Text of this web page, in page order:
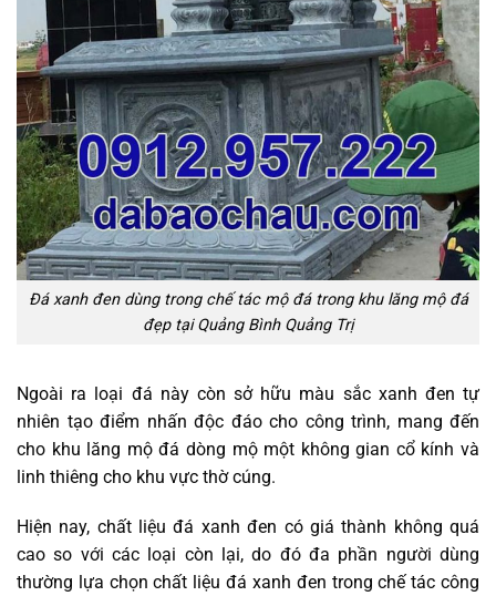
Đá xanh đen dùng trong chế tác mộ đá trong khu lăng mộ đá
đẹp tại Quảng Bình Quảng Trị
Ngoài ra loại đá này còn sở hữu màu sắc xanh đen tự
nhiên tạo điểm nhấn độc đáo cho công trình, mang đến
cho khu lăng mộ đá dòng mộ một không gian cổ kính và
linh thiêng cho khu vực thờ cúng.
Hiện nay, chất liệu đá xanh đen có giá thành không quá
cao so với các loại còn lại, do đó đa phần người dùng
thường lựa chọn chất liệu đá xanh đen trong chế tác công